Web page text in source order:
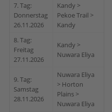
7. Tag:
Donnerstag
26.11.2026
Kandy >
Pekoe Trail >
Kandy
8. Tag:
Freitag
27.11.2026
Kandy >
Nuwara Eliya
9. Tag:
Samstag
28.11.2026
Nuwara Eliya
> Horton
Plains >
Nuwara Eliya